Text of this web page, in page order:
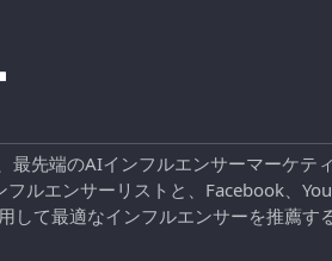
最先端のAIインフルエンサーマーケ
ルエンサーリストと、Facebook、
して最適なインフルエンサーを推薦